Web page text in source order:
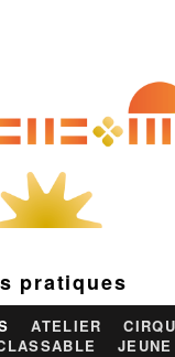
pratiques
ATELIER